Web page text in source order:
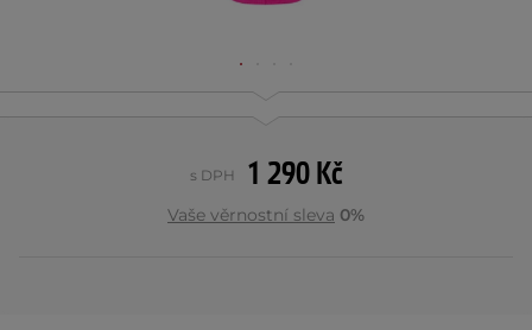
1 290 Kč
s DPH
Vaše věrnostní sleva 0%